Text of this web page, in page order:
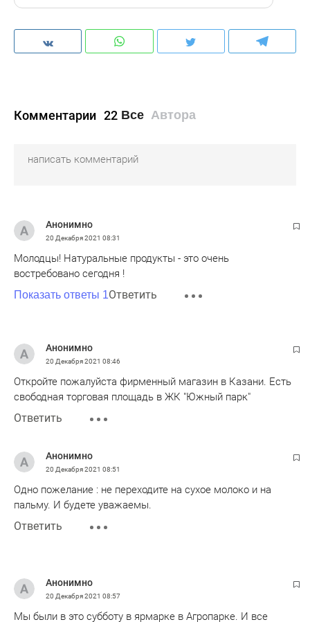
Комментарии 22 Все Автора
Анонимно
20 Декабря 2021 08:31
Молодцы! Натуральные продукты - это очень
востребовано сегодня !
Показать ответы 1Ответить
Анонимно
20 Декабря 2021 08:46
Откройте пожалуйста фирменный магазин в Казани. Есть
свободная торговая площадь в ЖК "Южный парк"
Ответить
Анонимно
20 Декабря 2021 08:51
Одно пожелание : не переходите на сухое молоко и на
пальму. И будете уважаемы.
Ответить
Анонимно
20 Декабря 2021 08:57
Мы были в это субботу в ярмарке в Агропарке. И все